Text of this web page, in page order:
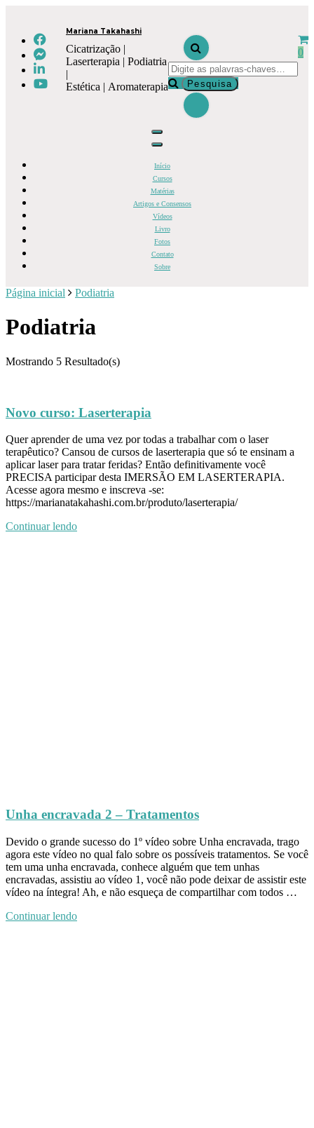
Mariana Takahashi
Cicatrização |
Laserterapia | Podiatria
|
Estética | Aromaterapia
0
Início
Cursos
Matérias
Artigos e Consensos
Vídeos
Livro
Fotos
Contato
Sobre
Página inicial Podiatria
Podiatria
Mostrando 5 Resultado(s)
Novo curso: Laserterapia
Quer aprender de uma vez por todas a trabalhar com o laser
terapêutico? Cansou de cursos de laserterapia que só te ensinam a
aplicar laser para tratar feridas? Então definitivamente você
PRECISA participar desta IMERSÃO EM LASERTERAPIA.
Acesse agora mesmo e inscreva -se:
https://marianatakahashi.com.br/produto/laserterapia/
Continuar lendo
Unha encravada 2 – Tratamentos
Devido o grande sucesso do 1º vídeo sobre Unha encravada, trago
agora este vídeo no qual falo sobre os possíveis tratamentos. Se você
tem uma unha encravada, conhece alguém que tem unhas
encravadas, assistiu ao vídeo 1, você não pode deixar de assistir este
vídeo na íntegra! Ah, e não esqueça de compartilhar com todos …
Continuar lendo